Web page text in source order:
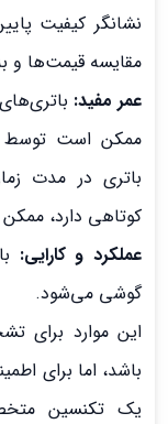
نشانگر کیفیت
مقایسه قیمت‌ها و
عمر مفید:
ممکن است توسط
باتری در مدت
کوتاهی دارد،
عملکرد و کارایی:
گوشی می‌شود.
این موارد برای
باشد، اما برای
یک تکنسین